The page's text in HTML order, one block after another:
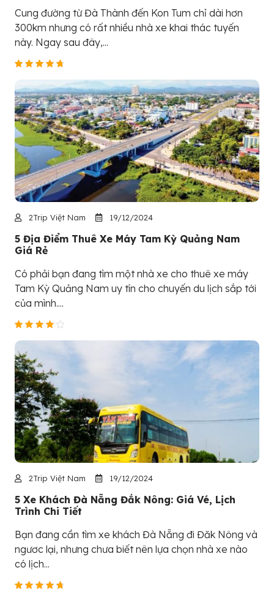
Cung đường từ Đà Thành đến Kon Tum chỉ dài hơn
300km nhưng có rất nhiều nhà xe khai thác tuyến
này. Ngay sau đây,...
2Trip Việt Nam 19/12/2024
5 Địa Điểm Thuê Xe Máy Tam Kỳ Quảng Nam
Giá Rẻ
Có phải bạn đang tìm một nhà xe cho thuê xe máy
Tam Kỳ Quảng Nam uy tín cho chuyến du lịch sắp tới
của mình....
2Trip Việt Nam 19/12/2024
5 Xe Khách Đà Nẵng Đắk Nông: Giá Vé, Lịch
Trình Chi Tiết
Bạn đang cần tìm xe khách Đà Nẵng đi Đăk Nông và
ngươc lại, nhưng chưa biết nên lựa chọn nhà xe nào
có lịch...